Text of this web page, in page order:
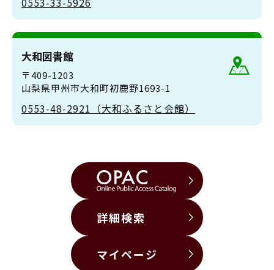
大和図書館
〒409-1203
山梨県甲州市大和町初鹿野1693-1
0553-48-2921（大和ふるさと会館）
詳細検索
マイページ